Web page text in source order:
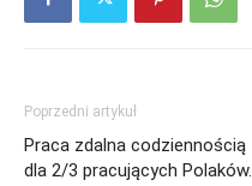
Poprzedni artykuł
Praca zdalna codziennością
dla 2/3 pracujących Polaków.